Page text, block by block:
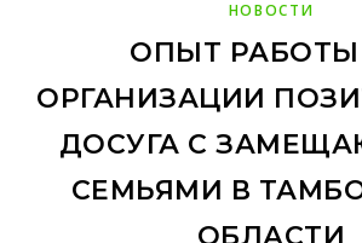
НОВОСТИ
ОПЫТ
ОРГАНИЗАЦИИ
ДОСУГА С
СЕМЬЯМИ В
ОБЛАСТИ